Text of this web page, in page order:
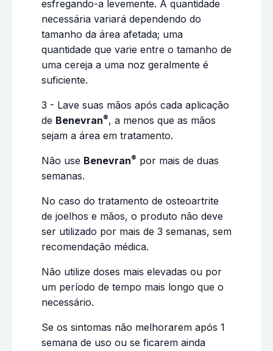
esfregando-a levemente. A quantidade
necessária variará dependendo do
tamanho da área afetada; uma
quantidade que varie entre o tamanho de
uma cereja a uma noz geralmente é
suficiente.
3 - Lave suas mãos após cada aplicação
de Benevran®, a menos que as mãos
sejam a área em tratamento.
Não use Benevran® por mais de duas
semanas.
No caso do tratamento de osteoartrite
de joelhos e mãos, o produto não deve
ser utilizado por mais de 3 semanas, sem
recomendação médica.
Não utilize doses mais elevadas ou por
um período de tempo mais longo que o
necessário.
Se os sintomas não melhorarem após 1
semana de uso ou se ficarem ainda